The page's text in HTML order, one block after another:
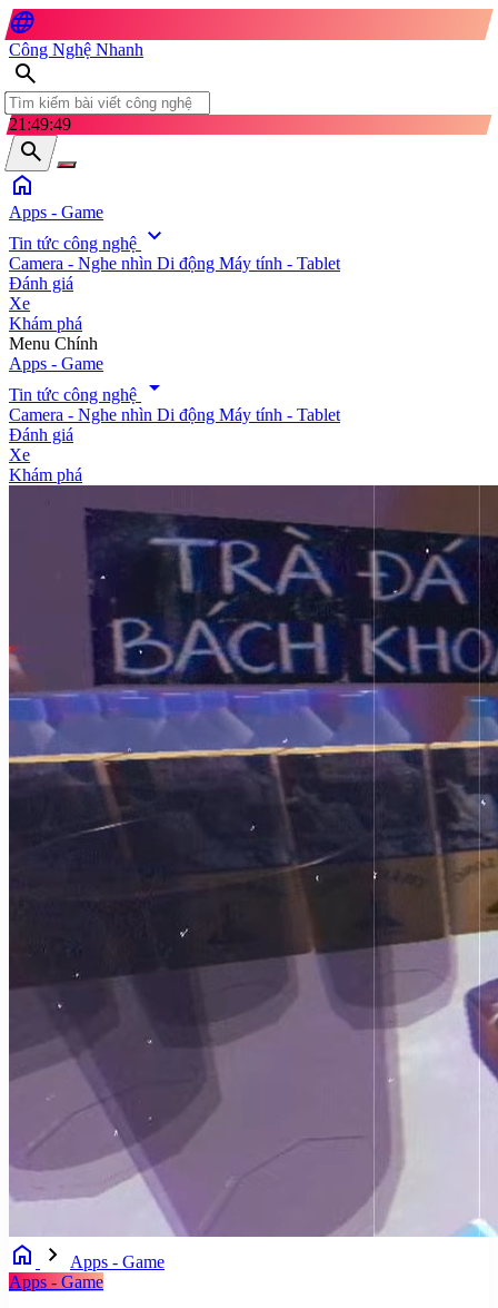
language
Công Nghệ Nhanh
search
21:49:52
search
home
Apps - Game
Tin tức công nghệ expand_more
Camera - Nghe nhìn Di động Máy tính - Tablet
Đánh giá
Xe
Khám phá
search
Menu Chính
Apps - Game
Tin tức công nghệ
arrow_drop_down
Camera - Nghe nhìn Di động Máy tính - Tablet
Đánh giá
Xe
Khám phá
home chevron_right
Apps - Game
Apps - Game